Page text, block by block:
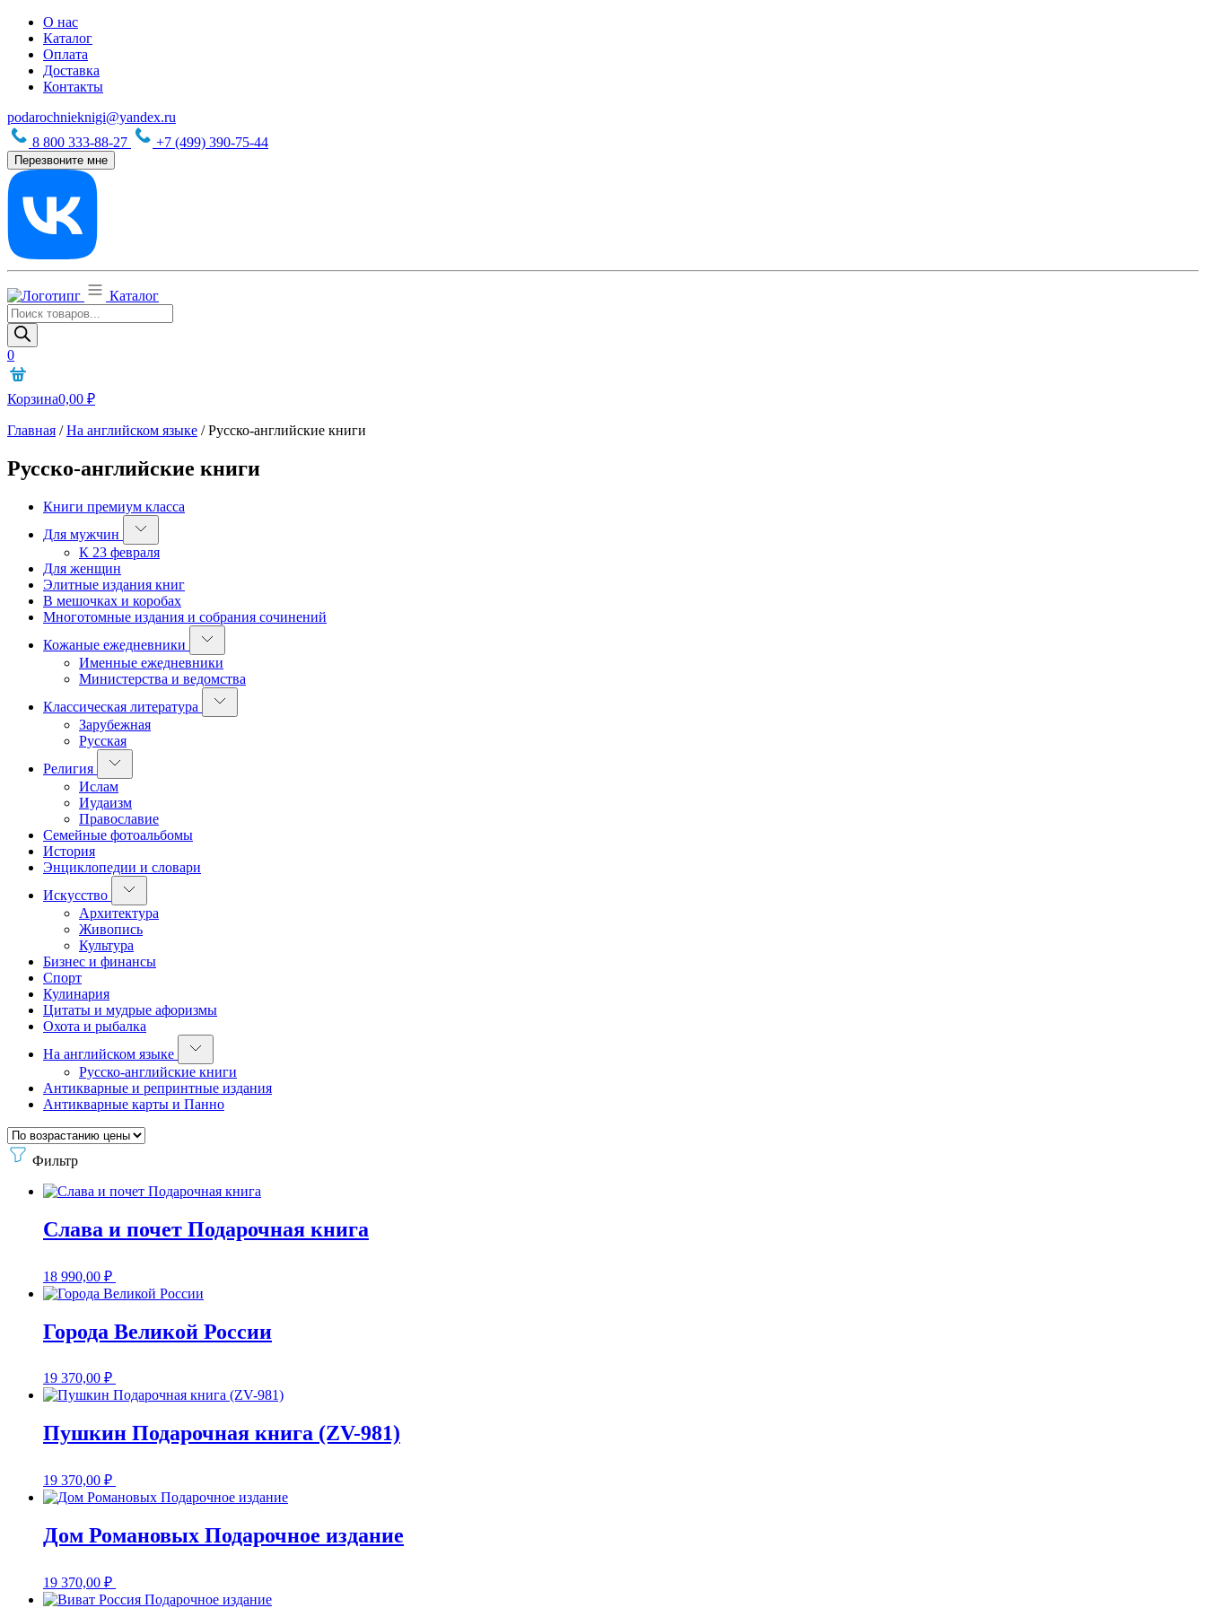
О нас
Каталог
Оплата
Доставка
Контакты
podarochnieknigi@yandex.ru
8 800 333-88-27
+7 (499) 390-75-44
Перезвоните мне
Каталог
Поиск
товаров
0
Корзина0,00 ₽
Главная /На английском языке /Русско-английские книги
Русско-английские книги
Книги премиум класса
Для мужчин
К 23 февраля
Для женщин
Элитные издания книг
В мешочках и коробах
Многотомные издания и собрания сочинений
Кожаные ежедневники
Именные ежедневники
Министерства и ведомства
Классическая литература
Зарубежная
Русская
Религия
Ислам
Иудаизм
Православие
Семейные фотоальбомы
История
Энциклопедии и словари
Искусство
Архитектура
Живопись
Культура
Бизнес и финансы
Спорт
Кулинария
Цитаты и мудрые афоризмы
Охота и рыбалка
На английском языке
Русско-английские книги
Антикварные и репринтные издания
Антикварные карты и Панно
Фильтр
Слава и почет Подарочная книга
18 990,00 ₽
Города Великой России
19 370,00 ₽
Пушкин Подарочная книга (ZV-981)
19 370,00 ₽
Дом Романовых Подарочное издание
19 370,00 ₽